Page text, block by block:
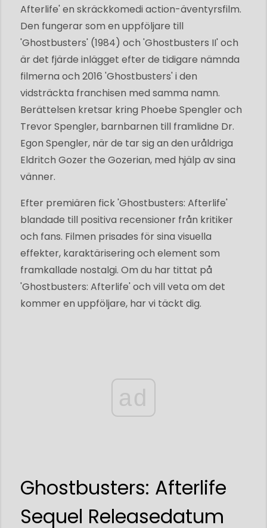
Afterlife' en skräckkomedi action-äventyrsfilm.
Den fungerar som en uppföljare till
'Ghostbusters' (1984) och 'Ghostbusters II' och
är det fjärde inlägget efter de tidigare nämnda
filmerna och 2016 'Ghostbusters' i den
vidsträckta franchisen med samma namn.
Berättelsen kretsar kring Phoebe Spengler och
Trevor Spengler, barnbarnen till framlidne Dr.
Egon Spengler, när de tar sig an den uråldriga
Eldritch Gozer the Gozerian, med hjälp av sina
vänner.
Efter premiären fick 'Ghostbusters: Afterlife'
blandade till positiva recensioner från kritiker
och fans. Filmen prisades för sina visuella
effekter, karaktärisering och element som
framkallade nostalgi. Om du har tittat på
'Ghostbusters: Afterlife' och vill veta om det
kommer en uppföljare, har vi täckt dig.
ad
Ghostbusters: Afterlife
Sequel Releasedatum